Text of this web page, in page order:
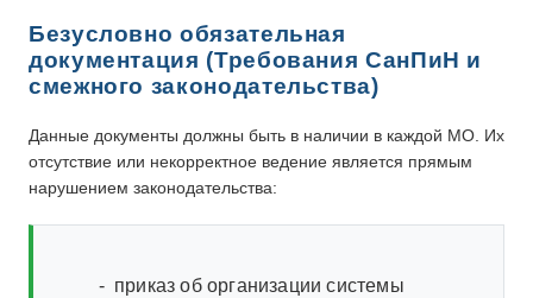
Безусловно обязательная
документация (Требования СанПиН и
смежного законодательства)
Данные документы должны быть в наличии в каждой МО. Их
отсутствие или некорректное ведение является прямым
нарушением законодательства:
приказ об организации системы